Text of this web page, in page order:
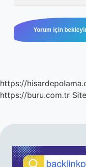
https://
https://buru.com.tr